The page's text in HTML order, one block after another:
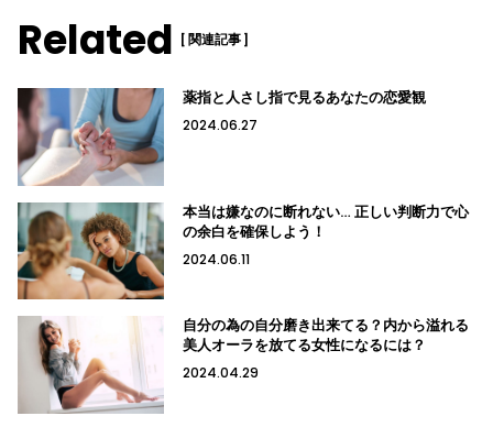
Related [ 関連記事 ]
薬指と人さし指で見るあなたの恋愛観
2024.06.27
本当は嫌なのに断れない… 正しい判断力で心
の余白を確保しよう！
2024.06.11
自分の為の自分磨き出来てる？内から溢れる
美人オーラを放てる女性になるには？
2024.04.29